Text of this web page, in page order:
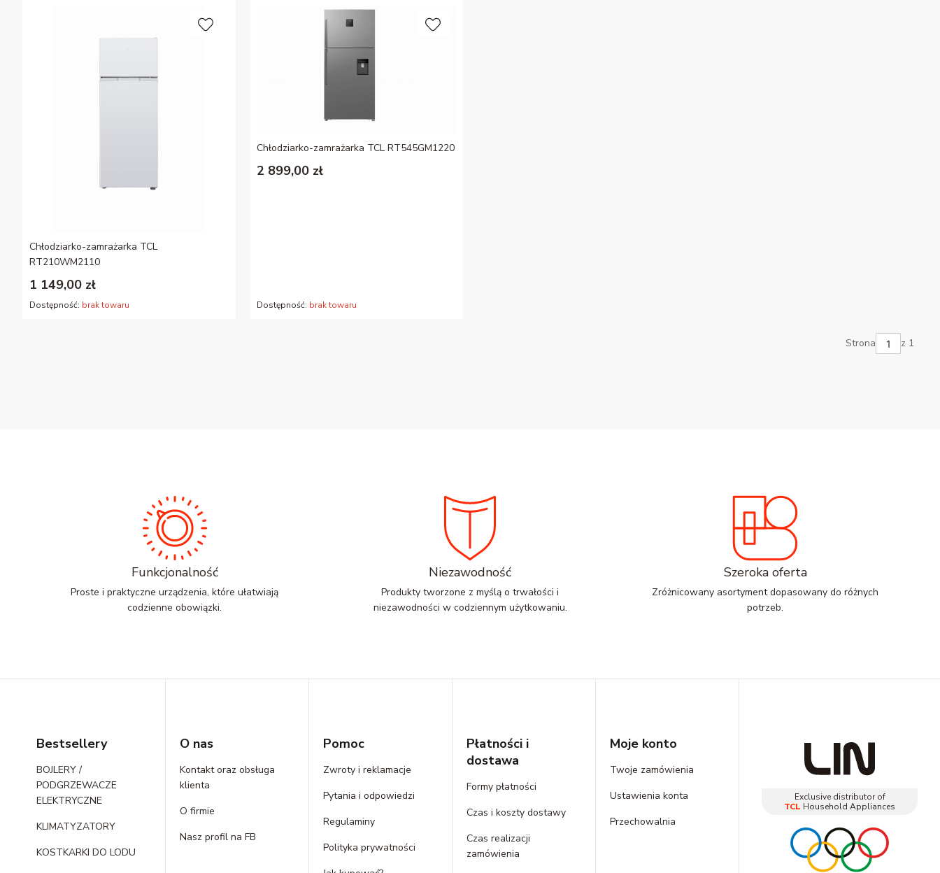
Chłodziarko-zamrażarka TCL
RT210WM2110
1 149,00 zł
Dostępność: brak towaru
Chłodziarko-zamrażarka TCL RT545GM1220
2 899,00 zł
Dostępność: brak towaru
Strona z 1
Funkcjonalność
Proste i praktyczne urządzenia, które ułatwiają
codzienne obowiązki.
Niezawodność
Produkty tworzone z myślą o trwałości i
niezawodności w codziennym użytkowaniu.
Szeroka oferta
Zróżnicowany asortyment dopasowany do różnych
potrzeb.
Bestsellery
BOJLERY /
PODGRZEWACZE
ELEKTRYCZNE
KLIMATYZATORY
KOSTKARKI DO LODU
O nas
Kontakt oraz obsługa
klienta
O firmie
Nasz profil na FB
Pomoc
Zwroty i reklamacje
Pytania i odpowiedzi
Regulaminy
Polityka prywatności
Płatności i
dostawa
Formy płatności
Czas i koszty dostawy
Czas realizacji
zamówienia
Moje konto
Twoje zamówienia
Ustawienia konta
Przechowalnia
Exclusive distributor of
TCL Household Appliances